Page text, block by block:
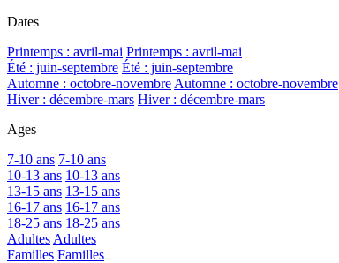
Dates
Printemps : avril-mai Printemps : avril-mai
Été : juin-septembre Été : juin-septembre
Automne : octobre-novembre Automne : octobre-novembre
Hiver : décembre-mars Hiver : décembre-mars
Ages
7-10 ans 7-10 ans
10-13 ans 10-13 ans
13-15 ans 13-15 ans
16-17 ans 16-17 ans
18-25 ans 18-25 ans
Adultes Adultes
Familles Familles